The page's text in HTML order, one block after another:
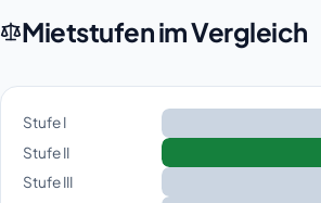
Mietstufen im Vergleich
Stufe I
Stufe II
Stufe III